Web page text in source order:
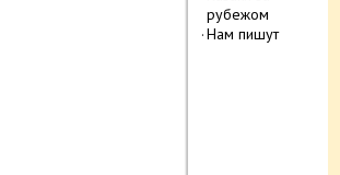
рубежом
Нам пишут